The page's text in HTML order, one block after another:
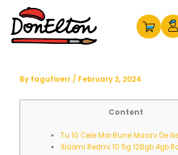
content
By fagufiverr / February 2, 2024
Content
Tu 10 Cele Mai Bune Masini De
Xiaomi Redmi 10 5g 128gb 4gb